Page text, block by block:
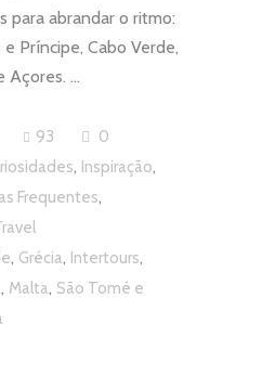
para abrandar o ritmo:
e Príncipe, Cabo Verde,
Açores.
93
0
, Inspiração,
Frequentes,
, Grécia, Intertours,
, Malta, São Tomé e